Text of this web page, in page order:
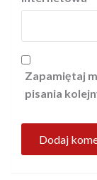
Zapamiętaj
pisania